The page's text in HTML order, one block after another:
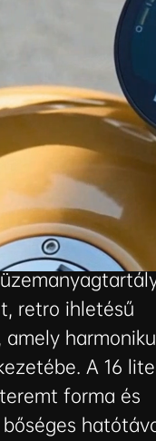
retro ihletésű
A 16
forma és